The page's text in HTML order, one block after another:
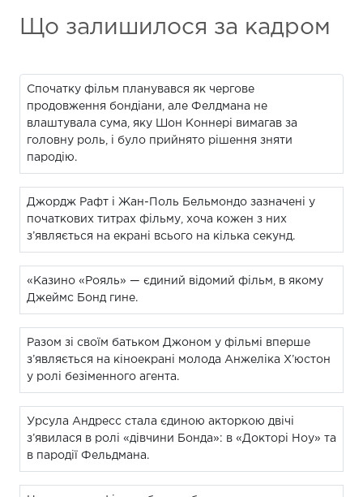
Що залишилося за кадром
Спочатку фільм планувався як чергове
продовження бондіани, але Фелдмана не
влаштувала сума, яку Шон Коннері вимагав за
головну роль, і було прийнято рішення зняти
пародію.
Джордж Рафт і Жан-Поль Бельмондо зазначені у
початкових титрах фільму, хоча кожен з них
з’являється на екрані всього на кілька секунд.
«Казино «Рояль» — єдиний відомий фільм, в якому
Джеймс Бонд гине.
Разом зі своїм батьком Джоном у фільмі вперше
з’являється на кіноекрані молода Анжеліка Х’юстон
у ролі безіменного агента.
Урсула Андресс стала єдиною акторкою двічі
з’явилася в ролі «дівчини Бонда»: в «Докторі Ноу» та
в пародії Фельдмана.